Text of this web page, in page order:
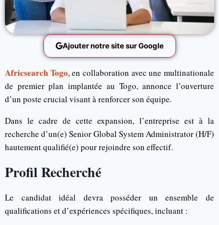
Ajouter notre site sur Google
Africsearch Togo, en collaboration avec une multinationale
de premier plan implantée au Togo, annonce l’ouverture
d’un poste crucial visant à renforcer son équipe.
Dans le cadre de cette expansion, l’entreprise est à la
recherche d’un(e) Senior Global System Administrator (H/F)
hautement qualifié(e) pour rejoindre son effectif.
Profil Recherché
Le candidat idéal devra posséder un ensemble de
qualifications et d’expériences spécifiques, incluant :